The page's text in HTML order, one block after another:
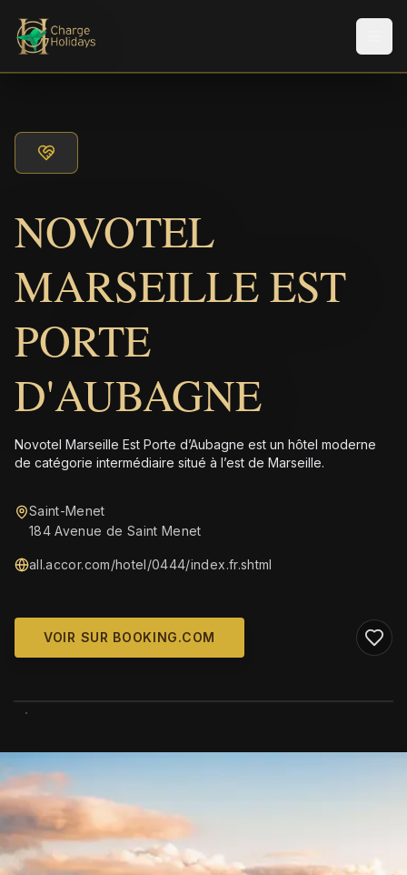
NOVOTEL
MARSEILLE EST
PORTE
D'AUBAGNE
Novotel Marseille Est Porte d’Aubagne est un hôtel moderne
de catégorie intermédiaire situé à l’est de Marseille.
Saint-Menet
184 Avenue de Saint Menet
all.accor.com/hotel/0444/index.fr.shtml
VOIR SUR BOOKING.COM